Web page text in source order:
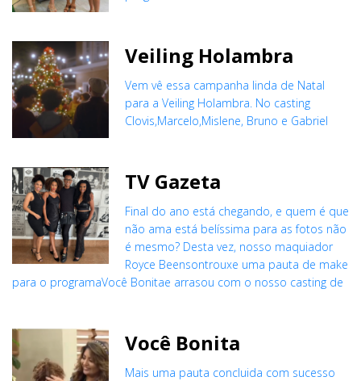
Veiling Holambra
Vem vê essa campanha linda de Natal
para a Veiling Holambra. No casting
Clovis,Marcelo,Mislene, Bruno e Gabriel
TV Gazeta
Final do ano está chegando, e quem é que
não ama está belíssima para as fotos não
é mesmo? Desta vez, nosso maquiador
Royce Beensontrouxe uma pauta de make
para o programaVocê Bonitae arrasou com o nosso casting de
Você Bonita
Mais uma pauta concluida com sucesso